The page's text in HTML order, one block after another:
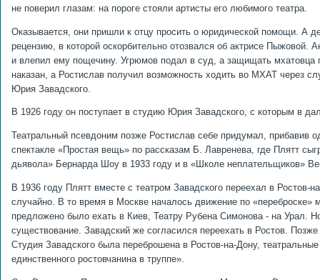
не поверил глазам: на пороге стояли артисты его любимого театра.
Оказывается, они пришли к отцу просить о юридической помощи. А
рецензию, в которой оскорбительно отозвался об актрисе
и влепил ему пощечину. Угрюмов подал в суд, а защищать
наказан, а Ростислав получил возможность ходить во МХАТ через
Юрия Завадского.
В 1926 году он поступает в студию Юрия Завадского, с которым в
Театральный псевдоним позже Ростислав себе придумал, прибавив
спектакле «Простая вещь» по рассказам Б. Лавренева, где Плятт
дьявола» Бернарда Шоу в 1933 году и в «Школе неплательщиков»
В 1936 году Плятт вместе с театром Завадского переехал в
случайно. В то время в Москве началось движение по
предложено было ехать в Киев, Театру Рубена Симонова - на Урал.
существование. Завадский же согласился переехать в Ростов.
Студия Завадского была переброшена в Ростов-на-Дону,
единственного ростовчанина в труппе».